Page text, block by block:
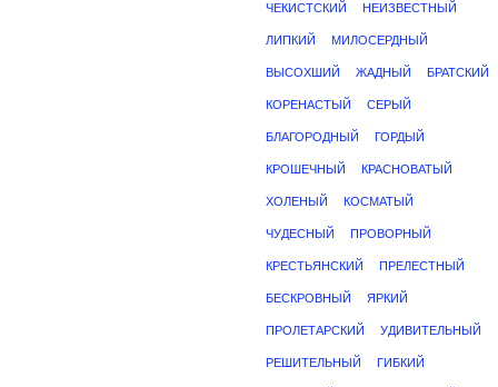
ЧЕКИСТСКИЙ НЕИЗВЕСТНЫЙ
ЛИПКИЙ МИЛОСЕРДНЫЙ
ВЫСОХШИЙ ЖАДНЫЙ БРАТСКИЙ
КОРЕНАСТЫЙ СЕРЫЙ
БЛАГОРОДНЫЙ ГОРДЫЙ
КРОШЕЧНЫЙ КРАСНОВАТЫЙ
ХОЛЕНЫЙ КОСМАТЫЙ
ЧУДЕСНЫЙ ПРОВОРНЫЙ
КРЕСТЬЯНСКИЙ ПРЕЛЕСТНЫЙ
БЕСКРОВНЫЙ ЯРКИЙ
ПРОЛЕТАРСКИЙ УДИВИТЕЛЬНЫЙ
РЕШИТЕЛЬНЫЙ ГИБКИЙ